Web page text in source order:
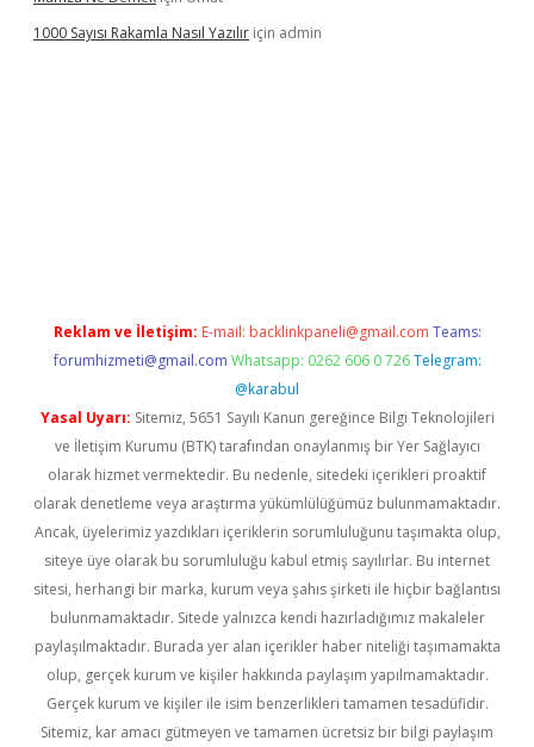
1000 Sayısı Rakamla Nasıl Yazılır için admin
Reklam ve İletişim: E-mail: backlinkpaneli@gmail.com Teams:
forumhizmeti@gmail.com Whatsapp: 0262 606 0 726 Telegram:
@karabul
Yasal Uyarı: Sitemiz, 5651 Sayılı Kanun gereğince Bilgi Teknolojileri
ve İletişim Kurumu (BTK) tarafından onaylanmış bir Yer Sağlayıcı
olarak hizmet vermektedir. Bu nedenle, sitedeki içerikleri proaktif
olarak denetleme veya araştırma yükümlülüğümüz bulunmamaktadır.
Ancak, üyelerimiz yazdıkları içeriklerin sorumluluğunu taşımakta olup,
siteye üye olarak bu sorumluluğu kabul etmiş sayılırlar. Bu internet
sitesi, herhangi bir marka, kurum veya şahıs şirketi ile hiçbir bağlantısı
bulunmamaktadır. Sitede yalnızca kendi hazırladığımız makaleler
paylaşılmaktadır. Burada yer alan içerikler haber niteliği taşımamakta
olup, gerçek kurum ve kişiler hakkında paylaşım yapılmamaktadır.
Gerçek kurum ve kişiler ile isim benzerlikleri tamamen tesadüfidir.
Sitemiz, kar amacı gütmeyen ve tamamen ücretsiz bir bilgi paylaşım